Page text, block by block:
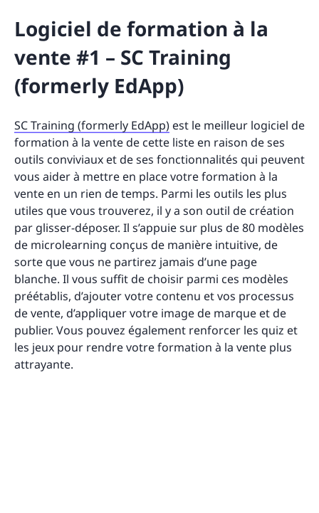
Logiciel de formation à la
vente #1 – SC Training
(formerly EdApp)
SC Training (formerly EdApp) est le meilleur logiciel de
formation à la vente de cette liste en raison de ses
outils conviviaux et de ses fonctionnalités qui peuvent
vous aider à mettre en place votre formation à la
vente en un rien de temps. Parmi les outils les plus
utiles que vous trouverez, il y a son outil de création
par glisser-déposer. Il s’appuie sur plus de 80 modèles
de microlearning conçus de manière intuitive, de
sorte que vous ne partirez jamais d’une page
blanche. Il vous suffit de choisir parmi ces modèles
préétablis, d’ajouter votre contenu et vos processus
de vente, d’appliquer votre image de marque et de
publier. Vous pouvez également renforcer les quiz et
les jeux pour rendre votre formation à la vente plus
attrayante.